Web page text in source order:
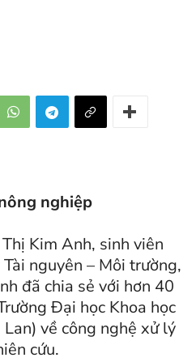
nghiệp
Kim Anh, sinh viên
nguyên – Môi trường,
đã chia sẻ với hơn 40
Đại học Khoa học
về công nghệ xử lý
cứu.